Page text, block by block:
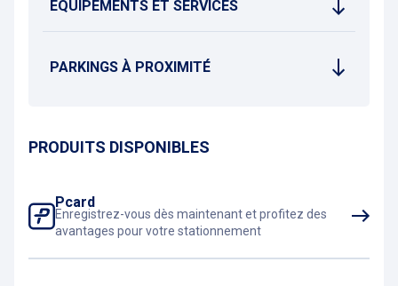
EQUIPEMENTS ET SERVICES
PARKINGS À PROXIMITÉ
PRODUITS DISPONIBLES
Pcard
Enregistrez-vous dès maintenant et profitez des
avantages pour votre stationnement